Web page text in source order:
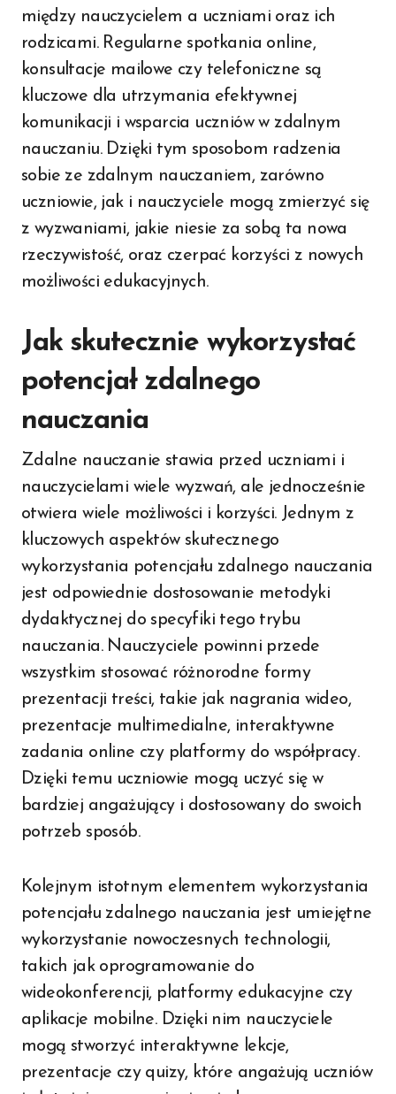
między nauczycielem a uczniami oraz ich
rodzicami. Regularne spotkania online,
konsultacje mailowe czy telefoniczne są
kluczowe dla utrzymania efektywnej
komunikacji i wsparcia uczniów w zdalnym
nauczaniu. Dzięki tym sposobom radzenia
sobie ze zdalnym nauczaniem, zarówno
uczniowie, jak i nauczyciele mogą zmierzyć się
z wyzwaniami, jakie niesie za sobą ta nowa
rzeczywistość, oraz czerpać korzyści z nowych
możliwości edukacyjnych.
Jak skutecznie wykorzystać
potencjał zdalnego
nauczania
Zdalne nauczanie stawia przed uczniami i
nauczycielami wiele wyzwań, ale jednocześnie
otwiera wiele możliwości i korzyści. Jednym z
kluczowych aspektów skutecznego
wykorzystania potencjału zdalnego nauczania
jest odpowiednie dostosowanie metodyki
dydaktycznej do specyfiki tego trybu
nauczania. Nauczyciele powinni przede
wszystkim stosować różnorodne formy
prezentacji treści, takie jak nagrania wideo,
prezentacje multimedialne, interaktywne
zadania online czy platformy do współpracy.
Dzięki temu uczniowie mogą uczyć się w
bardziej angażujący i dostosowany do swoich
potrzeb sposób.
Kolejnym istotnym elementem wykorzystania
potencjału zdalnego nauczania jest umiejętne
wykorzystanie nowoczesnych technologii,
takich jak oprogramowanie do
wideokonferencji, platformy edukacyjne czy
aplikacje mobilne. Dzięki nim nauczyciele
mogą stworzyć interaktywne lekcje,
prezentacje czy quizy, które angażują uczniów